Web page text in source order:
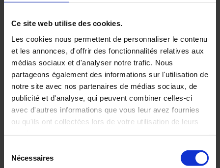
Ce site web utilise des cookies.
Les cookies nous permettent de personnaliser le contenu
et les annonces, d'offrir des fonctionnalités relatives aux
médias sociaux et d'analyser notre trafic. Nous
partageons également des informations sur l'utilisation de
notre site avec nos partenaires de médias sociaux, de
publicité et d'analyse, qui peuvent combiner celles-ci
avec d'autres informations que vous leur avez fournies
ou qu'ils ont collectées lors de votre utilisation de leurs
Pour en savoir plus, veuillez consulter notre
politique de
Nécessaires